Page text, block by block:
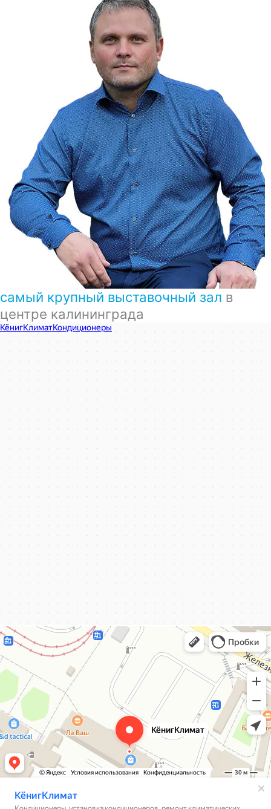
самый крупный выставочный зал в
центре калининграда
КёнигКлимат
Кондиционеры в Калининграде
КёнигКлимат
Кондиционеры в Калининграде
Установка кондиционеров в Калининграде